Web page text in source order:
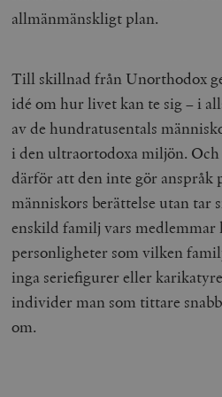
allmänmänskligt plan.
Till skillnad från Unorthodox
idé om hur livet kan te sig – i
av de hundratusentals
i den ultraortodoxa miljön.
därför att den inte gör anspråk
människors berättelse utan tar
enskild familj vars
personligheter som vilken
inga seriefigurer eller
individer man som tittare
om.